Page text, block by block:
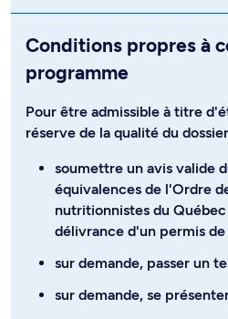
Conditions propres à
programme
Pour être admissible à titre
réserve de la qualité du
soumettre un avis valide
équivalences de l'Ordre
nutritionnistes du
délivrance d'un permis
sur demande, passer un
sur demande, se